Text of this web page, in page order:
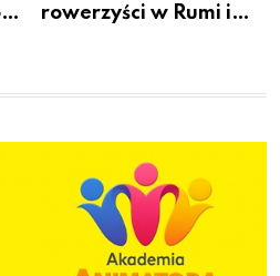
rowerzyści w Rumi i